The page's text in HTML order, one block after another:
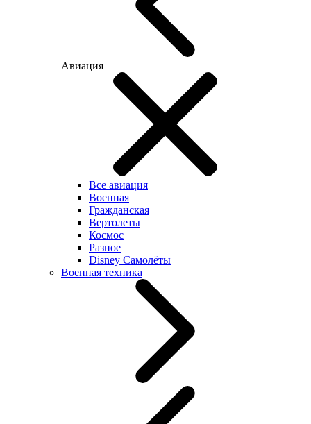
Авиация
Все авиация
Военная
Гражданская
Вертолеты
Космос
Разное
Disney Самолёты
Военная техника